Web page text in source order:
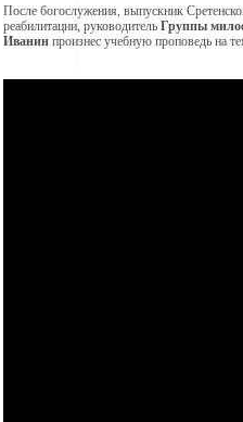
После богослужения, выпускник
реабилитации, руководитель Группы
Иванин произнес учебную проповедь на